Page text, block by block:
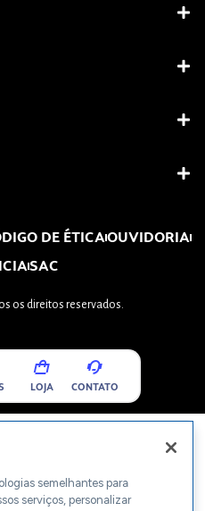
DE ÉTICAOUVIDORIA
SAC
os direitos reservados.
LOJA CONTATO
semelhantes para
serviços, personalizar